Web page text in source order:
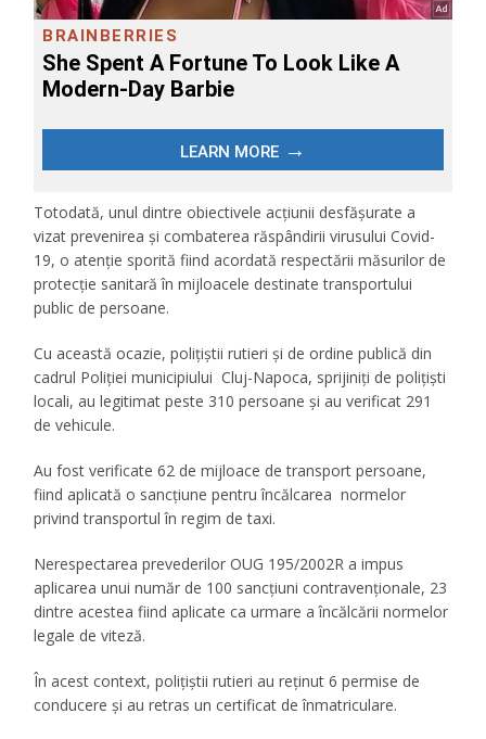
Totodată, unul dintre obiectivele acțiunii desfășurate a
vizat prevenirea și combaterea răspândirii virusului Covid-
19, o atenție sporită fiind acordată respectării măsurilor de
protecție sanitară în mijloacele destinate transportului
public de persoane.
Cu această ocazie, polițiștii rutieri și de ordine publică din
cadrul Poliției municipiului Cluj-Napoca, sprijiniți de polițiști
locali, au legitimat peste 310 persoane și au verificat 291
de vehicule.
Au fost verificate 62 de mijloace de transport persoane,
fiind aplicată o sancțiune pentru încălcarea normelor
privind transportul în regim de taxi.
Nerespectarea prevederilor OUG 195/2002R a impus
aplicarea unui număr de 100 sancțiuni contravenționale, 23
dintre acestea fiind aplicate ca urmare a încălcării normelor
legale de viteză.
În acest context, polițiștii rutieri au reținut 6 permise de
conducere și au retras un certificat de înmatriculare.